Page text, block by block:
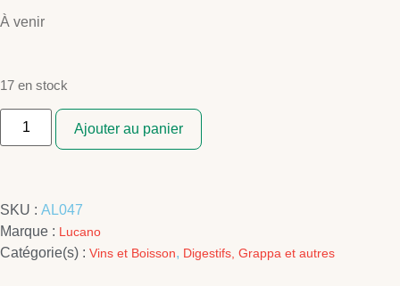
À venir
17 en stock
Ajouter au panier
SKU : AL047
Marque : Lucano
Catégorie(s) : Vins et Boisson, Digestifs, Grappa et autres